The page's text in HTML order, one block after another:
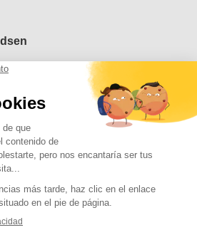
los derechos reservados Avidsen